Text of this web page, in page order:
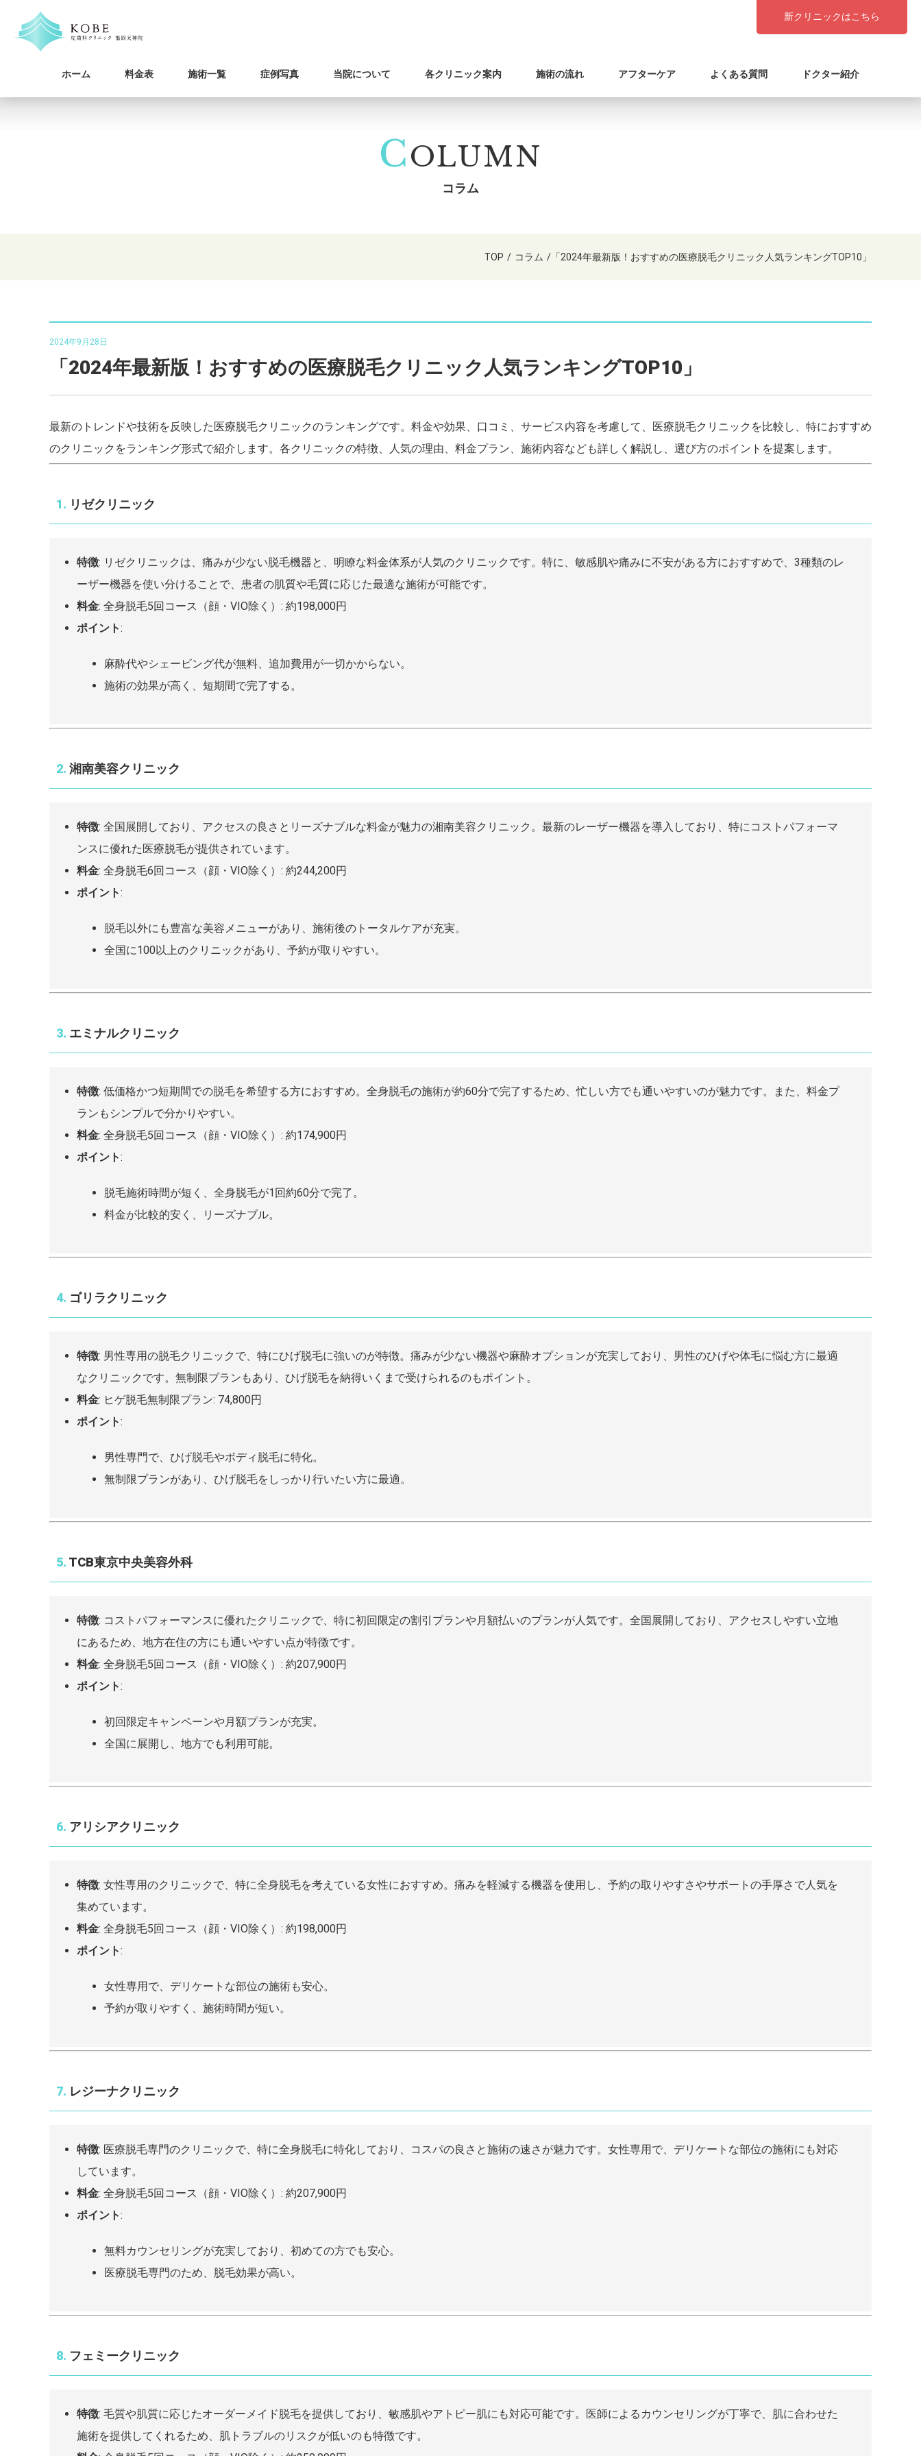
新クリニックはこちら
ホーム 料金表 施術一覧 症例写真 当院について 各クリニック案内 施術の流れ アフターケア よくある質問 ドクター紹介
COLUMN
コラム
TOP / コラム / 「2024年最新版！おすすめの医療脱毛クリニック人気ランキングTOP10」
2024年9月28日
「2024年最新版！おすすめの医療脱毛クリニック人気ランキングTOP10」
最新のトレンドや技術を反映した医療脱毛クリニックのランキングです。料金や効果、口コミ、サービス内容を考慮して、医療脱毛クリニックを比較し、特におすすめ
のクリニックをランキング形式で紹介します。各クリニックの特徴、人気の理由、料金プラン、施術内容なども詳しく解説し、選び方のポイントを提案します。
1. リゼクリニック
特徴: リゼクリニックは、痛みが少ない脱毛機器と、明瞭な料金体系が人気のクリニックです。特に、敏感肌や痛みに不安がある方におすすめで、3種類のレ
ーザー機器を使い分けることで、患者の肌質や毛質に応じた最適な施術が可能です。
料金: 全身脱毛5回コース（顔・VIO除く）: 約198,000円
ポイント:
麻酔代やシェービング代が無料、追加費用が一切かからない。
施術の効果が高く、短期間で完了する。
2. 湘南美容クリニック
特徴: 全国展開しており、アクセスの良さとリーズナブルな料金が魅力の湘南美容クリニック。最新のレーザー機器を導入しており、特にコストパフォーマ
ンスに優れた医療脱毛が提供されています。
料金: 全身脱毛6回コース（顔・VIO除く）: 約244,200円
ポイント:
脱毛以外にも豊富な美容メニューがあり、施術後のトータルケアが充実。
全国に100以上のクリニックがあり、予約が取りやすい。
3. エミナルクリニック
特徴: 低価格かつ短期間での脱毛を希望する方におすすめ。全身脱毛の施術が約60分で完了するため、忙しい方でも通いやすいのが魅力です。また、料金プ
ランもシンプルで分かりやすい。
料金: 全身脱毛5回コース（顔・VIO除く）: 約174,900円
ポイント:
脱毛施術時間が短く、全身脱毛が1回約60分で完了。
料金が比較的安く、リーズナブル。
4. ゴリラクリニック
特徴: 男性専用の脱毛クリニックで、特にひげ脱毛に強いのが特徴。痛みが少ない機器や麻酔オプションが充実しており、男性のひげや体毛に悩む方に最適
なクリニックです。無制限プランもあり、ひげ脱毛を納得いくまで受けられるのもポイント。
料金: ヒゲ脱毛無制限プラン: 74,800円
ポイント:
男性専門で、ひげ脱毛やボディ脱毛に特化。
無制限プランがあり、ひげ脱毛をしっかり行いたい方に最適。
5. TCB東京中央美容外科
特徴: コストパフォーマンスに優れたクリニックで、特に初回限定の割引プランや月額払いのプランが人気です。全国展開しており、アクセスしやすい立地
にあるため、地方在住の方にも通いやすい点が特徴です。
料金: 全身脱毛5回コース（顔・VIO除く）: 約207,900円
ポイント:
初回限定キャンペーンや月額プランが充実。
全国に展開し、地方でも利用可能。
6. アリシアクリニック
特徴: 女性専用のクリニックで、特に全身脱毛を考えている女性におすすめ。痛みを軽減する機器を使用し、予約の取りやすさやサポートの手厚さで人気を
集めています。
料金: 全身脱毛5回コース（顔・VIO除く）: 約198,000円
ポイント:
女性専用で、デリケートな部位の施術も安心。
予約が取りやすく、施術時間が短い。
7. レジーナクリニック
特徴: 医療脱毛専門のクリニックで、特に全身脱毛に特化しており、コスパの良さと施術の速さが魅力です。女性専用で、デリケートな部位の施術にも対応
しています。
料金: 全身脱毛5回コース（顔・VIO除く）: 約207,900円
ポイント:
無料カウンセリングが充実しており、初めての方でも安心。
医療脱毛専門のため、脱毛効果が高い。
8. フェミークリニック
特徴: 毛質や肌質に応じたオーダーメイド脱毛を提供しており、敏感肌やアトピー肌にも対応可能です。医師によるカウンセリングが丁寧で、肌に合わせた
施術を提供してくれるため、肌トラブルのリスクが低いのも特徴です。